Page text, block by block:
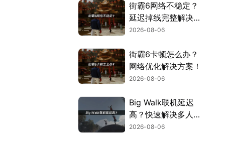
街霸6网络不稳定？
延迟掉线完整解决指
南！
2026-08-06
街霸6卡顿怎么办？
网络优化解决方案！
2026-08-06
Big Walk联机延迟
高？快速解决多人联
机卡顿问题！
2026-08-06